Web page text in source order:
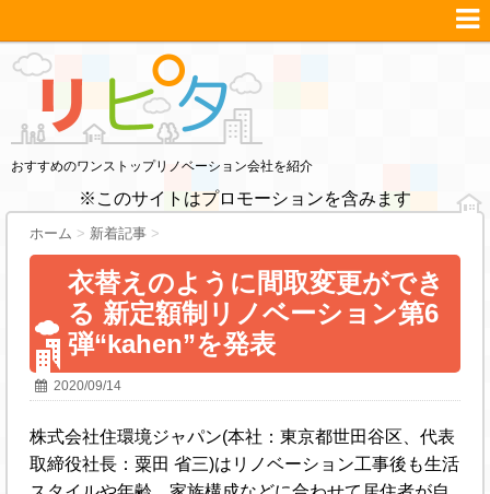
おすすめのワンストップリノベーション会社を紹介
※このサイトはプロモーションを含みます
ホーム > 新着記事 >
衣替えのように間取変更ができ
る 新定額制リノベーション第6
弾“kahen”を発表
2020/09/14
株式会社住環境ジャパン(本社：東京都世田谷区、代表
取締役社長：粟田 省三)はリノベーション工事後も生活